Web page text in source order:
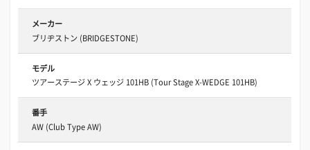
メーカー
ブリヂストン (BRIDGESTONE)
モデル
ツアーステージ X ウェッジ 101HB (Tour Stage X-WEDGE 101HB)
番手
AW (Club Type AW)